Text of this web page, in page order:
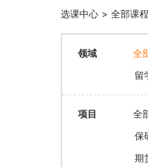
金融资格
基金从业
银行从业
CPA（注册
税务师
中级经济师
实践与管理
CFA
CMA
FRM
USCPA
选课中心 > 全部课程
领域 全
留
项目 全
保
期